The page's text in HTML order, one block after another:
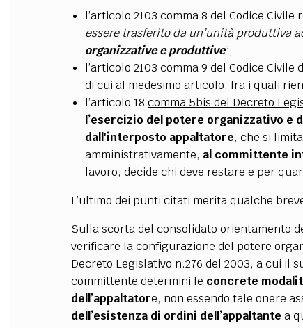
l’articolo 2103 comma 8 del Codice
essere trasferito da un’unità produttiva
organizzative e produttive”;
l’articolo 2103 comma 9 del Codice Civile
di cui al medesimo articolo, fra i quali
l’articolo 18 comma 5bis del Decreto
l’esercizio del potere organizzativo
dall'interposto appaltatore, che si
amministrativamente, al committente
lavoro, decide chi deve restare e per
L’ultimo dei punti citati merita qualche
Sulla scorta del consolidato orientamento
verificare la configurazione del potere
Decreto Legislativo n.276 del 2003, a cui il
committente determini le concrete
dell’appaltatore, non essendo tale onere
dell’esistenza di ordini dell’appaltante a